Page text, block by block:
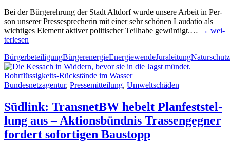
Bei der Bür­ger­eh­rung der Stadt Alt­dorf wur­de unse­re Arbeit in Per­
son unse­rer Pres­se­spre­che­rin mit einer sehr schö­nen Lau­da­tio als
wich­ti­ges Ele­ment akti­ver poli­ti­scher Teil­ha­be gewür­digt.… → wei­
ter­le­sen
BürgerbeteiligungBürgerenergieEnergiewendeJuraleitungNaturschutz
Bundesnetzagentur, Pressemitteilung, Umweltschäden
Süd­link: Trans­netBW hebelt Plan­fest­stel­
lung aus – Akti­ons­bünd­nis Tras­sen­geg­ner
for­dert sofor­ti­gen Baustopp